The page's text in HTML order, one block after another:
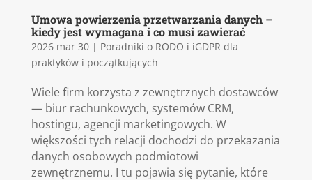
Umowa powierzenia przetwarzania danych –
kiedy jest wymagana i co musi zawierać
2026 mar 30| Poradniki o RODO i iGDPR dla
praktyków i początkujących
Wiele firm korzysta z zewnętrznych dostawców
— biur rachunkowych, systemów CRM,
hostingu, agencji marketingowych. W
większości tych relacji dochodzi do przekazania
danych osobowych podmiotowi
zewnętrznemu. I tu pojawia się pytanie, które